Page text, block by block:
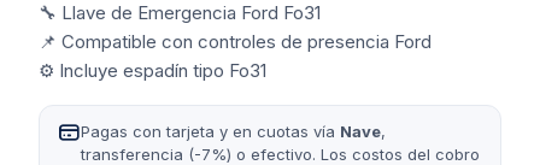
🔧 Llave de Emergencia Ford Fo31
📌 Compatible con controles de presencia Ford
⚙️ Incluye espadín tipo Fo31
Pagas con tarjeta y en cuotas vía Nave,
transferencia (-7%) o efectivo. Los costos del cobro